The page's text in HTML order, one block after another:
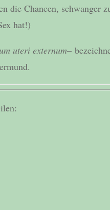
die Chancen, schwanger
hat!)
uteri externum–